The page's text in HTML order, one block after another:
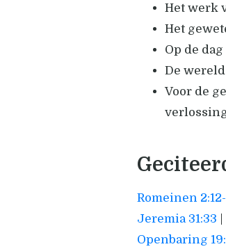
Het werk
Het
Op de
De
Voor de
Romeinen 2:12-
Jeremia 31:33
Openbaring